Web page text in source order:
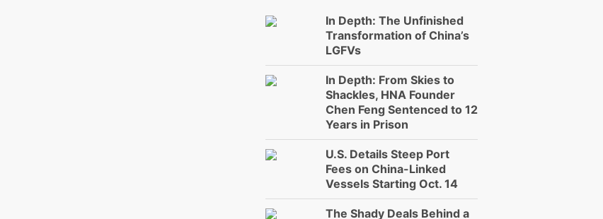
In Depth: The Unfinished
Transformation of China’s
LGFVs
In Depth: From Skies to
Shackles, HNA Founder
Chen Feng Sentenced to 12
Years in Prison
U.S. Details Steep Port
Fees on China-Linked
Vessels Starting Oct. 14
The Shady Deals Behind a